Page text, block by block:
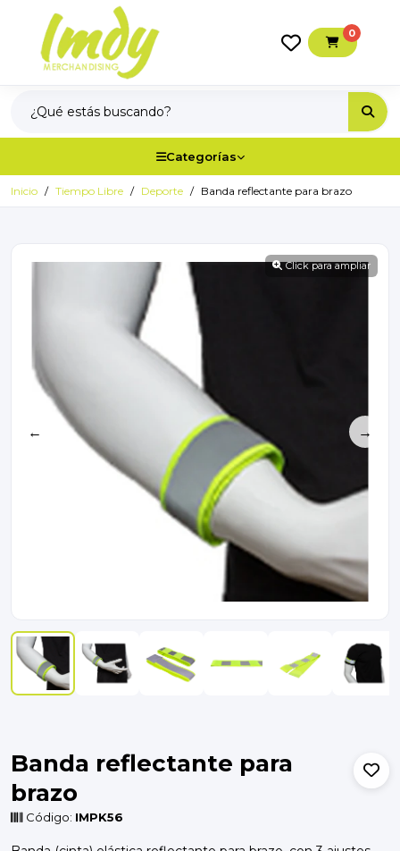
0
Categorías
Inicio Tiempo Libre Deporte Banda reflectante para brazo
Click para ampliar
← →
Banda reflectante para
brazo
Código: IMPK56